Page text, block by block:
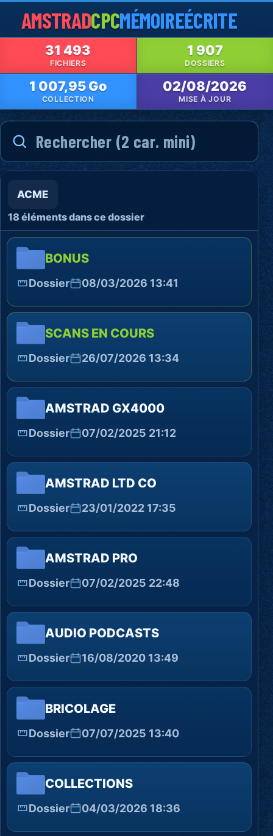
AMSTRADCPCMÉMOIREÉCRITE
31 493
FICHIERS
1 907
DOSSIERS
1 007,95 Go
COLLECTION
02/08/2026
MISE À JOUR
ACME
18 éléments dans ce dossier
BONUS
Dossier 08/03/2026 13:41
SCANS EN COURS
Dossier 26/07/2026 13:34
AMSTRAD GX4000
Dossier 07/02/2025 21:12
AMSTRAD LTD CO
Dossier 23/01/2022 17:35
AMSTRAD PRO
Dossier 07/02/2025 22:48
AUDIO PODCASTS
Dossier 16/08/2020 13:49
BRICOLAGE
Dossier 07/07/2025 13:40
COLLECTIONS
Dossier 04/03/2026 18:36